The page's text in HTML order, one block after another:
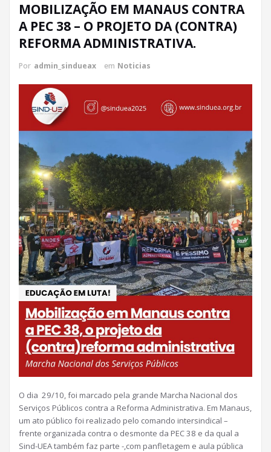
MOBILIZAÇÃO EM MANAUS CONTRA
A PEC 38 – O PROJETO DA (CONTRA)
REFORMA ADMINISTRATIVA.
Por admin_sindueax em Noticias
O dia 29/10, foi marcado pela grande Marcha Nacional dos
Serviços Públicos contra a Reforma Administrativa. Em Manaus,
um ato público foi realizado pelo comando intersindical –
frente organizada contra o desmonte da PEC 38 e da qual a
Sind-UEA também faz parte -,com panfletagem e aula pública